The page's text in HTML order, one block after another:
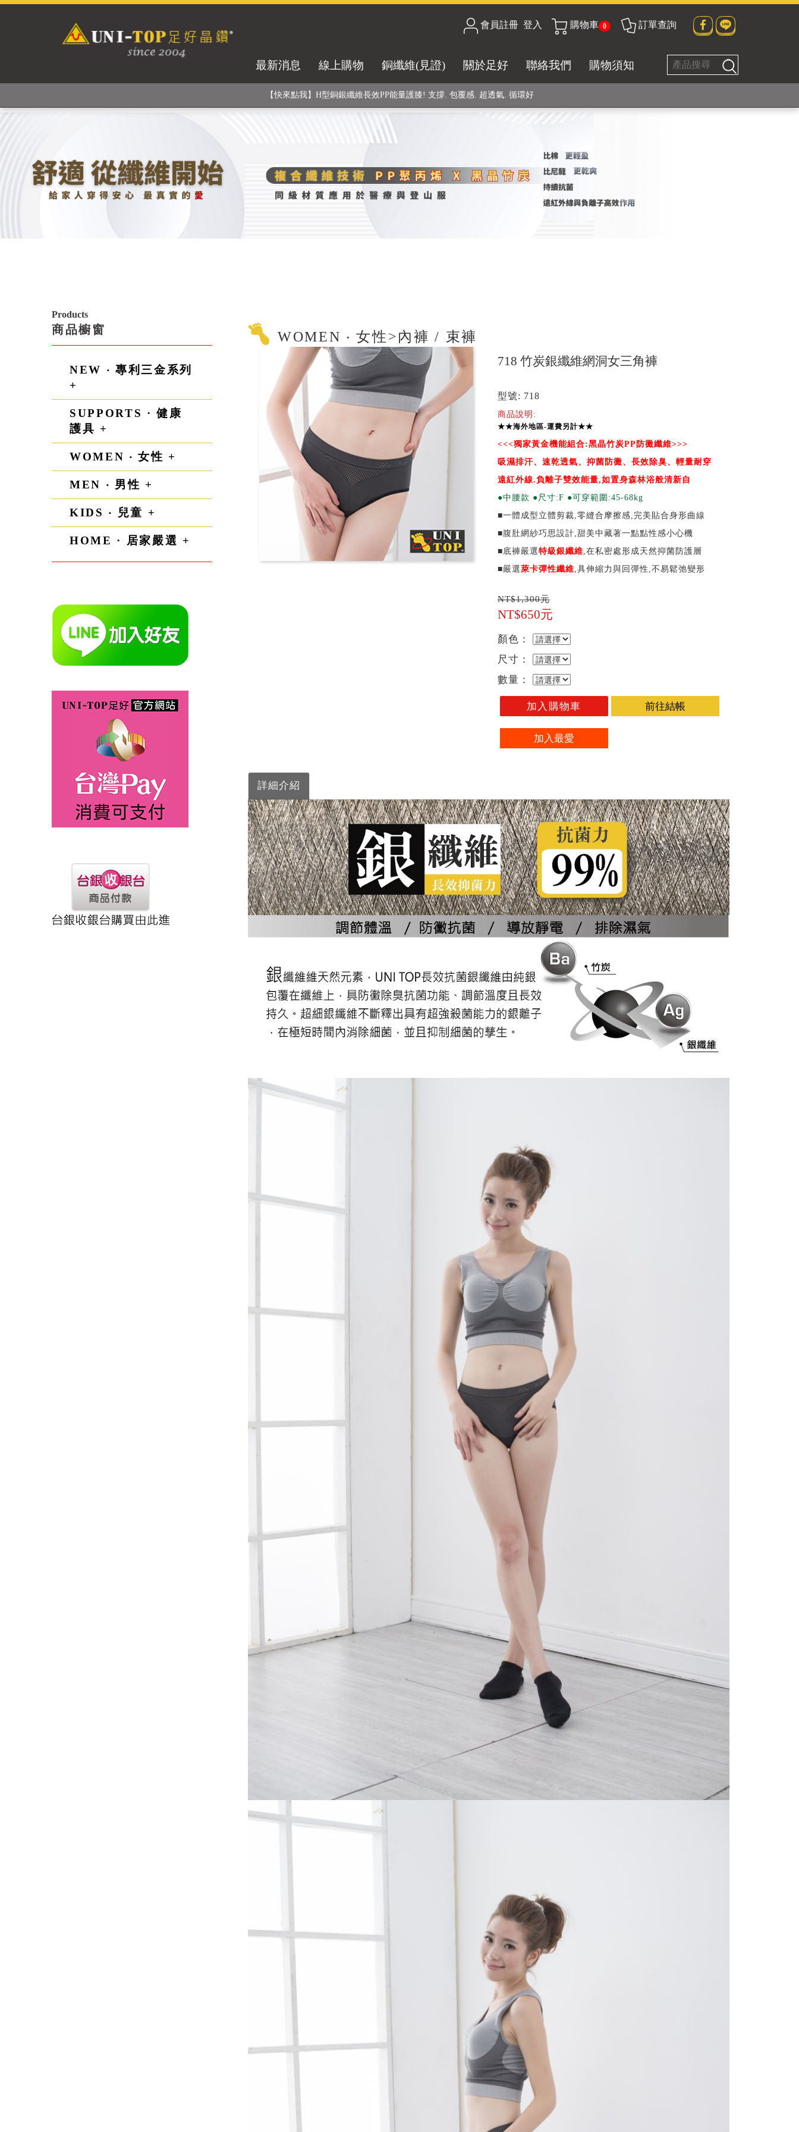
會員註冊 登入 購物車 0 訂單查詢
最新消息 線上購物 銅纖維(見證) 關於足好 聯絡我們 購物須知
獨家專利紗線及捻合技術! 黑晶竹炭+PP聚丙烯纖維 (登山服、醫療級高性能纖維素材), 機能貼身衣物No. 1
【快來點我】H型銅銀纖維長效PP能量護膝! 支撐. 包覆感. 超透氣. 循環好
【快來點我】三金家族- 專利活氧 男女內褲系列
Products
商品櫥窗
NEW ‧ 專利三金系列
+
SUPPORTS · 健康
護具 +
WOMEN ‧ 女性 +
MEN ‧ 男性 +
KIDS ‧ 兒童 +
HOME · 居家嚴選 +
WOMEN ‧ 女性>內褲 / 束褲
718 竹炭銀纖維網洞女三角褲
型號: 718
商品說明:
★★海外地區-運費另計★★
<<<獨家黃金機能組合:黑晶竹炭PP防黴纖維>>>
吸濕排汗、速乾透氣、抑菌防黴、長效除臭、輕量耐穿
遠紅外線.負離子雙效能量,如置身森林浴般清新自
●中腰款 ●尺寸:F ●可穿範圍:45-68kg
■一體成型立體剪裁,零縫合摩擦感,完美貼合身形曲線
■腹肚網紗巧思設計,甜美中藏著一點點性感小心機
■底褲嚴選特級銀纖維,在私密處形成天然抑菌防護層
■嚴選萊卡彈性纖維,具伸縮力與回彈性,不易鬆弛變形
NT$1,300元
NT$650元
顏色：
尺寸：
數量：
加入購物車 前往結帳
加入最愛
詳細介紹